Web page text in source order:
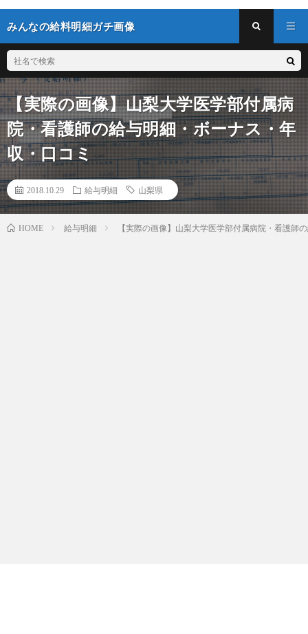
みんなの給料明細ガチ画像
【実際の画像】山梨大学医学部付属病
院・看護師の給与明細・ボーナス・年
収・口コミ
2018.10.29 給与明細 山梨県
HOME 給与明細 【実際の画像】山梨大学医学部付属病院・看護師